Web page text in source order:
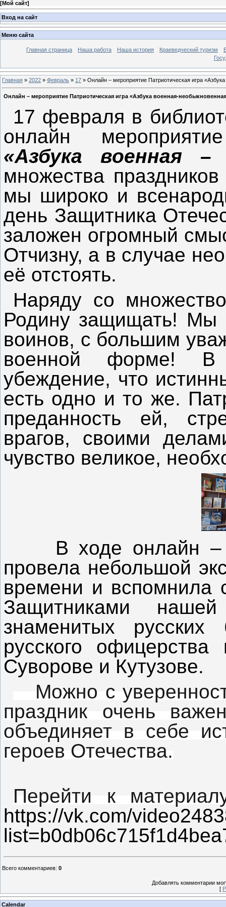
[Мой сайт]
Вход на сайт
Меню сайта
Главная страница Наша работа Наша история Краеведческий туризм
Главная » 2022 » Февраль » 17 » Онлайн – мероприятие Патриотическая игра
Онлайн – мероприятие Патриотическая игра «Азбука военная-
17 февраля в
онлайн
«Азбука военная –
множества
мы широко и
день Защитника
заложен огромный
Отчизну, а в случае
её отстоять.
Наряду со
Родину защищать! Мы
воинов, с большим
военной форме! В
убеждение, что
есть одно и то же.
преданность ей,
врагов, своими
чувство великое,
В ходе онлайн –
провела небольшой
времени и вспомнила
Защитниками
знаменитых русских
русского
Суворове и Кутузове.
Можно с
праздник очень
объединяет в себе
героев Отечества.
Перейти к
https://vk.com/
Всего комментариев: 0
Добавлять комментарии
[
Calendar